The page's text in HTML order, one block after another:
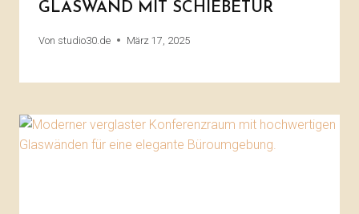
GLASWAND MIT SCHIEBETÜR
Von studio30.de März 17, 2025